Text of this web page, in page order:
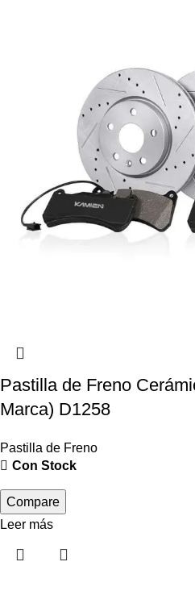
Pastilla de Freno
Marca) D1258
Pastilla de Freno
Con Stock
Compare
Leer más